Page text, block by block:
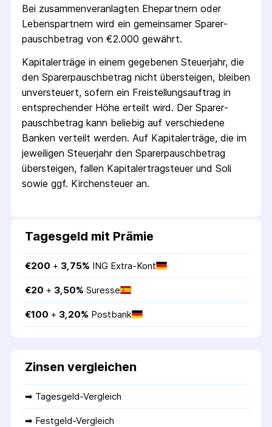
Bei zusammenveranlagten Ehepartnern oder
Lebenspartnern wird ein gemeinsamer Sparer­
pausch­betrag von €2.000 gewährt.
Kapitalerträge in einem gegebenen Steuerjahr, die
den Sparer­pausch­betrag nicht übersteigen, bleiben
unversteuert, sofern ein Freistellungs­auftrag in
entsprechender Höhe erteilt wird. Der Sparer­
pausch­betrag kann beliebig auf verschiedene
Banken verteilt werden. Auf Kapitalerträge, die im
jeweiligen Steuerjahr den Sparer­pausch­betrag
übersteigen, fallen Kapital­ertrag­steuer und Soli
sowie ggf. Kirchensteuer an.
Tagesgeld mit Prämie
€200 + 3,75% ING Extra-Kont
€20 + 3,50% Suresse
€100 + 3,20% Postbank
Zinsen vergleichen
➡ Tagesgeld-Vergleich
➡ Festgeld-Vergleich